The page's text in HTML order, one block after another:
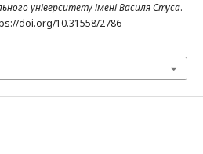
університету імені Василя Стуса.
doi.org/10.31558/2786-